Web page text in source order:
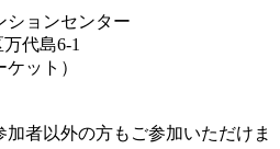
ションセンター
代島6-1
ット）
者以外の方もご参加いただけま